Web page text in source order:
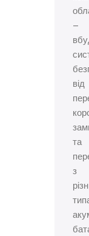
–
від
та
з